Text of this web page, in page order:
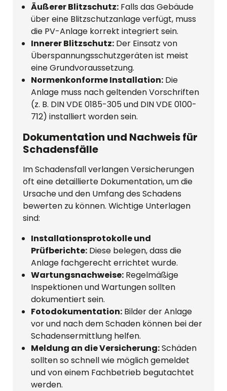
Äußerer Blitzschutz: Falls das Gebäude
über eine Blitzschutzanlage verfügt, muss
die PV-Anlage korrekt integriert sein.
Innerer Blitzschutz: Der Einsatz von
Überspannungsschutzgeräten ist meist
eine Grundvoraussetzung.
Normenkonforme Installation: Die
Anlage muss nach geltenden Vorschriften
(z. B. DIN VDE 0185-305 und DIN VDE 0100-
712) installiert worden sein.
Dokumentation und Nachweis für
Schadensfälle
Im Schadensfall verlangen Versicherungen
oft eine detaillierte Dokumentation, um die
Ursache und den Umfang des Schadens
bewerten zu können. Wichtige Unterlagen
sind:
Installationsprotokolle und
Prüfberichte: Diese belegen, dass die
Anlage fachgerecht errichtet wurde.
Wartungsnachweise: Regelmäßige
Inspektionen und Wartungen sollten
dokumentiert sein.
Fotodokumentation: Bilder der Anlage
vor und nach dem Schaden können bei der
Schadensermittlung helfen.
Meldung an die Versicherung:Schäden
sollten so schnell wie möglich gemeldet
und von einem Fachbetrieb begutachtet
werden.